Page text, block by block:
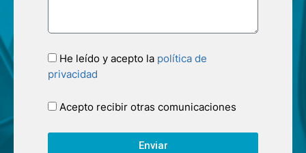
He leído y acepto la política de
privacidad
Acepto recibir otras comunicaciones
Enviar